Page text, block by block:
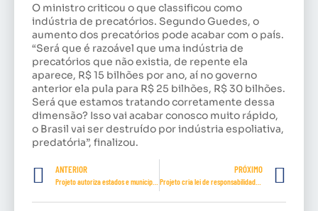
O ministro criticou o que classificou como
indústria de precatórios. Segundo Guedes, o
aumento dos precatórios pode acabar com o país.
“Será que é razoável que uma indústria de
precatórios que não existia, de repente ela
aparece, R$ 15 bilhões por ano, aí no governo
anterior ela pula para R$ 25 bilhões, R$ 30 bilhões.
Será que estamos tratando corretamente dessa
dimensão? Isso vai acabar conosco muito rápido,
o Brasil vai ser destruído por indústria espoliativa,
predatória”, finalizou.
ANTERIOR PRÓXIMO
Projeto cria lei de responsabilidade social com metas para reduzir pobreza no país